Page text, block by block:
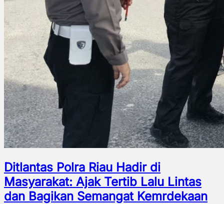
Ditlantas Polra Riau Hadir di
Masyarakat: Ajak Tertib Lalu Lintas
dan Bagikan Semangat Kemrdekaan